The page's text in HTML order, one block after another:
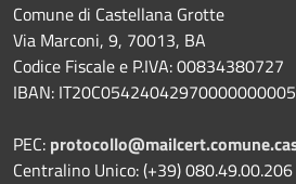
Comune di Castellana Grotte
Via Marconi, 9, 70013, BA
Codice Fiscale e P.IVA: 00834380727
IBAN:
PEC:
Centralino Unico: (+39) 080.49.00.206